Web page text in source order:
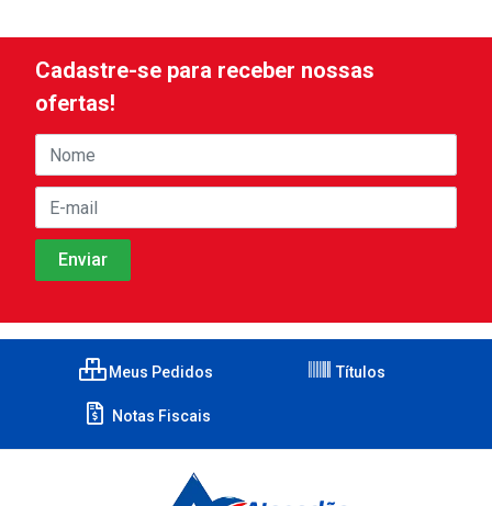
Cadastre-se para receber nossas
ofertas!
Meus Pedidos Títulos
Notas Fiscais